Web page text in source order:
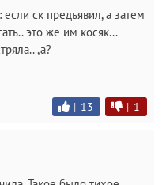
если ск предьявил, а затем
это же им косяк...
,а?
| 13 | 1